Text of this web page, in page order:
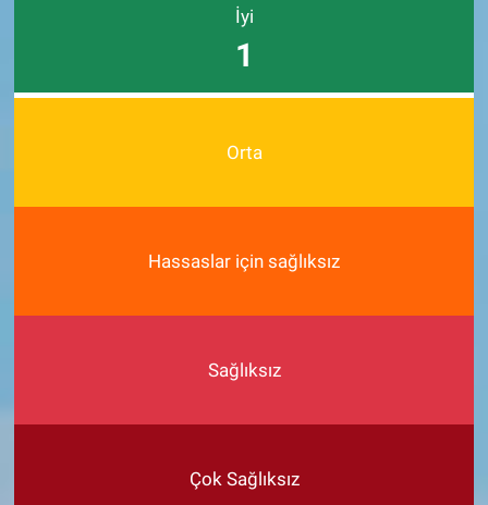
İyi
1
Orta
Hassaslar için sağlıksız
Sağlıksız
Çok Sağlıksız